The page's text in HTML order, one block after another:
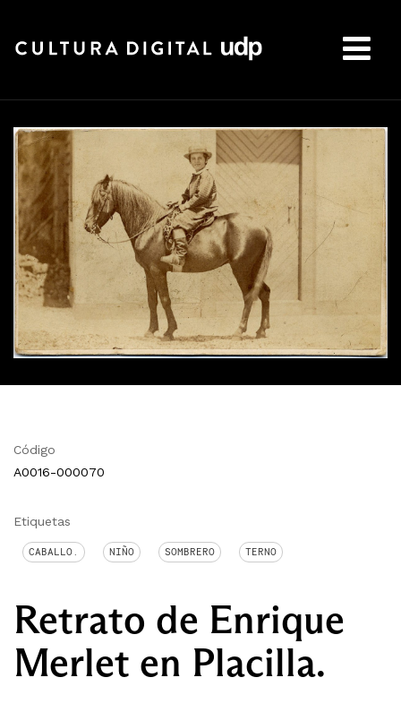
Código
A0016-000070
Etiquetas
CABALLO. NIÑO SOMBRERO TERNO
Retrato de Enrique
Merlet en Placilla.